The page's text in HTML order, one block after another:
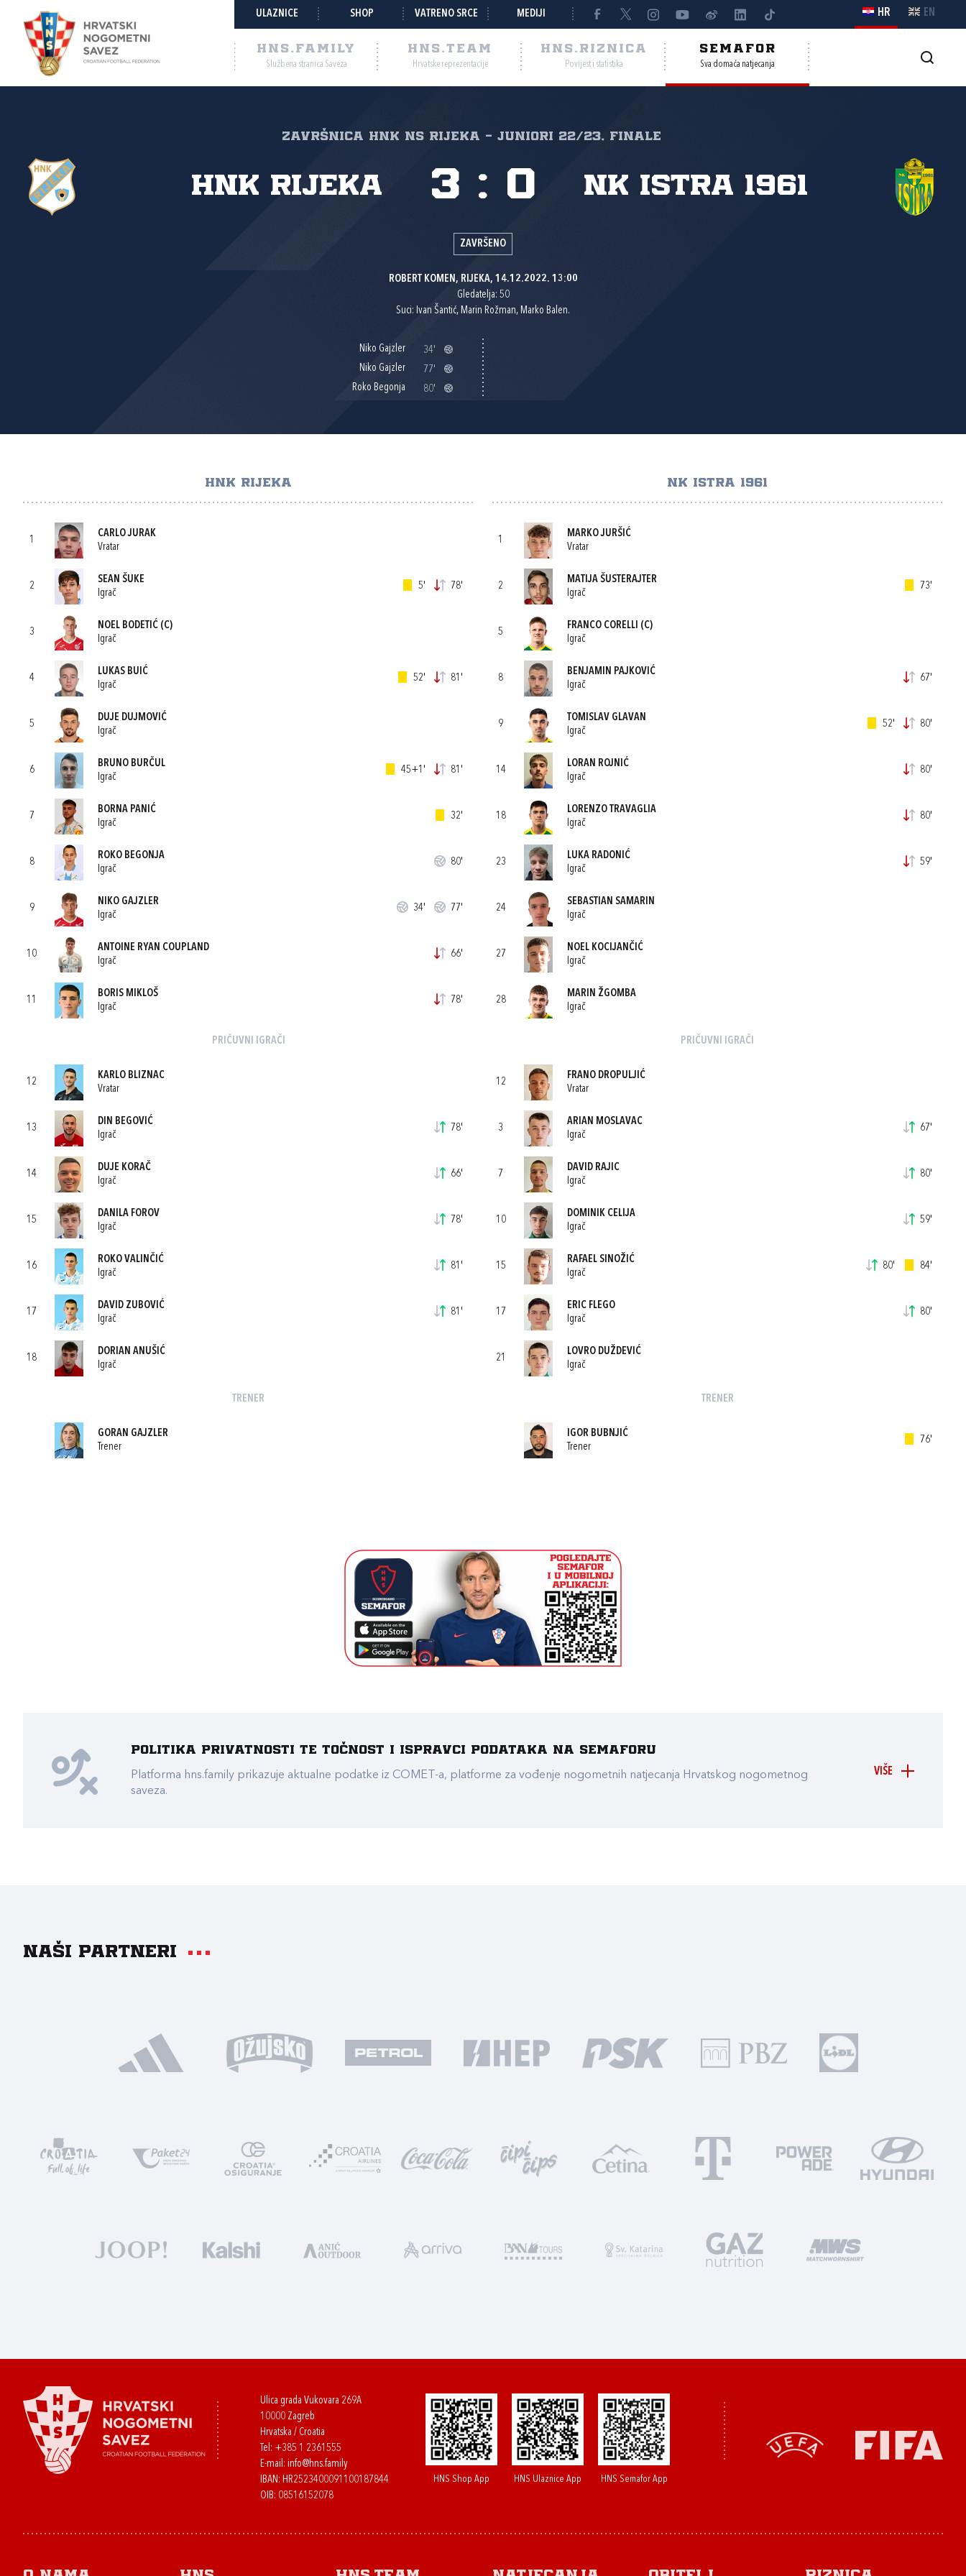
ULAZNICE SHOP VATRENO SRCE MEDIJI HR EN
HNS.FAMILY
Službena stranica Saveza
HNS.TEAM
Hrvatske reprezentacije
HNS.RIZNICA
Povijest i statistika
SEMAFOR
Sva domaća natjecanja
Završnica HNK NS Rijeka - JUNIORI 22/23, Finale
HNK Rijeka NK Istra 1961
3 : 0
ZAVRŠENO
ROBERT KOMEN, RIJEKA, 14.12.2022. 13:00
Gledatelja: 50
Suci: Ivan Šantić, Marin Rožman, Marko Balen.
Niko Gajzler
34'
Niko Gajzler
77'
Roko Begonja
80'
HNK RIJEKA
1
CARLO JURAK
Vratar
2
SEAN ŠUKE
Igrač
5' 78'
3
NOEL BODETIĆ (C)
Igrač
4
LUKAS BUIĆ
Igrač
52' 81'
5
DUJE DUJMOVIĆ
Igrač
6
BRUNO BURČUL
Igrač
45+1' 81'
7
BORNA PANIĆ
Igrač
32'
8
ROKO BEGONJA
Igrač
80'
9
NIKO GAJZLER
Igrač
34' 77'
10
ANTOINE RYAN COUPLAND
Igrač
66'
11
BORIS MIKLOŠ
Igrač
78'
PRIČUVNI IGRAČI
12
KARLO BLIZNAC
Vratar
13
DIN BEGOVIĆ
Igrač
78'
14
DUJE KORAČ
Igrač
66'
15
DANILA FOROV
Igrač
78'
16
ROKO VALINČIĆ
Igrač
81'
17
DAVID ZUBOVIĆ
Igrač
81'
18
DORIAN ANUŠIĆ
Igrač
TRENER
GORAN GAJZLER
Trener
NK ISTRA 1961
1
MARKO JURŠIĆ
Vratar
2
MATIJA ŠUSTERAJTER
Igrač
73'
5
FRANCO CORELLI (C)
Igrač
8
BENJAMIN PAJKOVIĆ
Igrač
67'
9
TOMISLAV GLAVAN
Igrač
52' 80'
14
LORAN ROJNIĆ
Igrač
80'
18
LORENZO TRAVAGLIA
Igrač
80'
23
LUKA RADONIĆ
Igrač
59'
24
SEBASTIAN SAMARIN
Igrač
27
NOEL KOCIJANČIĆ
Igrač
28
MARIN ŽGOMBA
Igrač
PRIČUVNI IGRAČI
12
FRANO DROPULJIĆ
Vratar
3
ARIAN MOSLAVAC
Igrač
67'
7
DAVID RAJIC
Igrač
80'
10
DOMINIK CELIJA
Igrač
59'
15
RAFAEL SINOŽIĆ
Igrač
80' 84'
17
ERIC FLEGO
Igrač
80'
21
LOVRO DUŽDEVIĆ
Igrač
TRENER
IGOR BUBNJIĆ
Trener
76'
VIŠE
Politika privatnosti te točnost i ispravci podataka na Semaforu
Platforma hns.family prikazuje aktualne podatke iz COMET-a, platforme za vođenje nogometnih natjecanja Hrvatskog nogometnog
saveza.
Naši partneri
Ulica grada Vukovara 269A
10000 Zagreb
Hrvatska / Croatia
Tel: +385 1 2361555
E-mail: info@hns.family
IBAN: HR2523400091100187844
OIB: 08516152078
HNS Shop App HNS Ulaznice App HNS Semafor App